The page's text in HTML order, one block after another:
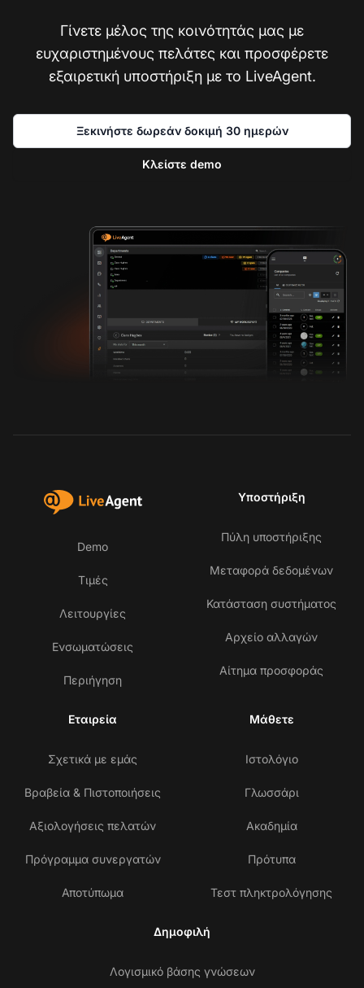
Γίνετε μέλος της κοινότητάς μας με
ευχαριστημένους πελάτες και προσφέρετε
εξαιρετική υποστήριξη με το LiveAgent.
Ξεκινήστε δωρεάν δοκιμή 30 ημερών
Κλείστε demo
Demo
Τιμές
Λειτουργίες
Ενσωματώσεις
Περιήγηση
Υποστήριξη
Πύλη υποστήριξης
Μεταφορά δεδομένων
Κατάσταση συστήματος
Αρχείο αλλαγών
Αίτημα προσφοράς
Εταιρεία
Σχετικά με εμάς
Βραβεία & Πιστοποιήσεις
Αξιολογήσεις πελατών
Πρόγραμμα συνεργατών
Αποτύπωμα
Μάθετε
Ιστολόγιο
Γλωσσάρι
Ακαδημία
Πρότυπα
Τεστ πληκτρολόγησης
Δημοφιλή
Λογισμικό βάσης γνώσεων